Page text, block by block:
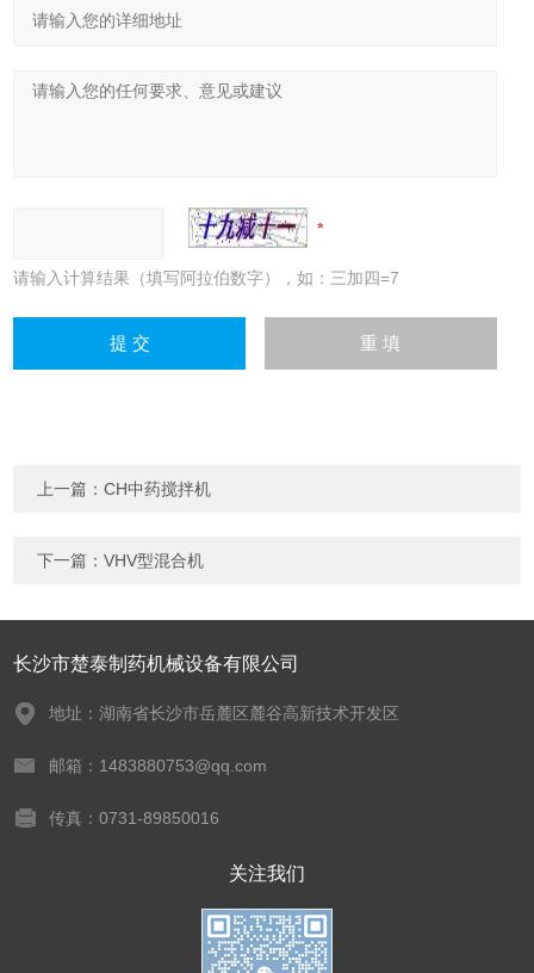
请输入计算结果（填写阿拉伯数字），如：三加四=7
上一篇：CH中药搅拌机
下一篇：VHV型混合机
长沙市楚泰制药机械设备有限公司
地址：湖南省长沙市岳麓区麓谷高新技术开发区
邮箱：1483880753@qq.com
传真：0731-89850016
关注我们